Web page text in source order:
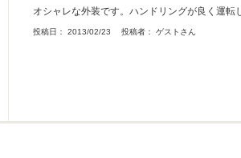
オシャレな外装です。ハンドリングが良く運転
投稿日： 2013/02/23 投稿者： ゲストさん